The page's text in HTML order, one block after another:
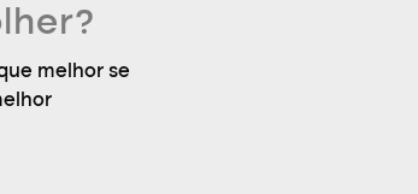
melhor se